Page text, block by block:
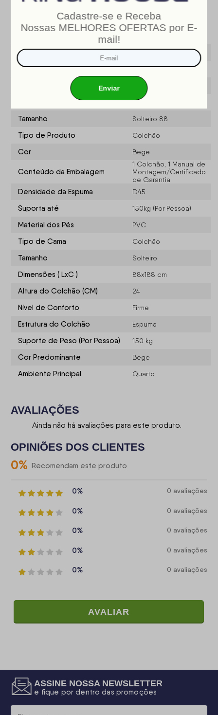
Especificações do produto
Modelo
Marca King House ®
Profundidade (CM) 188
Tamanho Solteiro 88
Tipo de Produto Colchão
Cor Bege
Conteúdo da Embalagem
1 Colchão, 1 Manual de
Montagem/Certificado
de Garantia
Densidade da Espuma D45
Suporta até 150kg (Por Pessoa)
Material dos Pés PVC
Tipo de Cama Colchão
Tamanho Solteiro
Dimensões ( LxC ) 88x188 cm
Altura do Colchão (CM) 24
Nível de Conforto Firme
Estrutura do Colchão Espuma
Suporte de Peso (Por Pessoa) 150 kg
Cor Predominante Bege
Ambiente Principal Quarto
AVALIAÇÕES
Ainda não há avaliações para este produto.
OPINIÕES DOS CLIENTES
0% Recomendam este produto
0% 0 avaliações
0% 0 avaliações
0% 0 avaliações
0% 0 avaliações
0% 0 avaliações
AVALIAR
ASSINE NOSSA NEWSLETTER
e fique por dentro das promoções